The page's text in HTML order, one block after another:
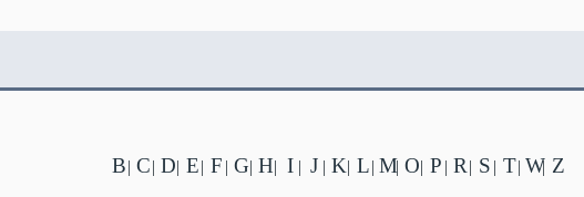
B| C| D| E| F | G| H| I | J | K| L| M| O| P | R | S | T| W| Z